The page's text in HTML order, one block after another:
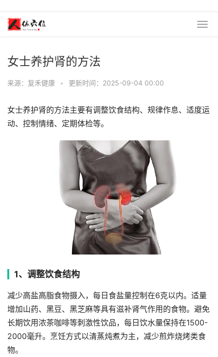
女士养护肾的方法
来源：复禾健康 • 更新时间：2025-09-04 00:00
女士养护肾的方法主要有调整饮食结构、规律作息、适度运
动、控制情绪、定期体检等。
1、调整饮食结构
减少高盐高脂食物摄入，每日食盐量控制在6克以内。适量
增加山药、黑豆、黑芝麻等具有滋补肾气作用的食物。避免
长期饮用浓茶咖啡等刺激性饮品，每日饮水量保持在1500-
2000毫升。烹饪方式以清蒸炖煮为主，减少煎炸烧烤类食
物。